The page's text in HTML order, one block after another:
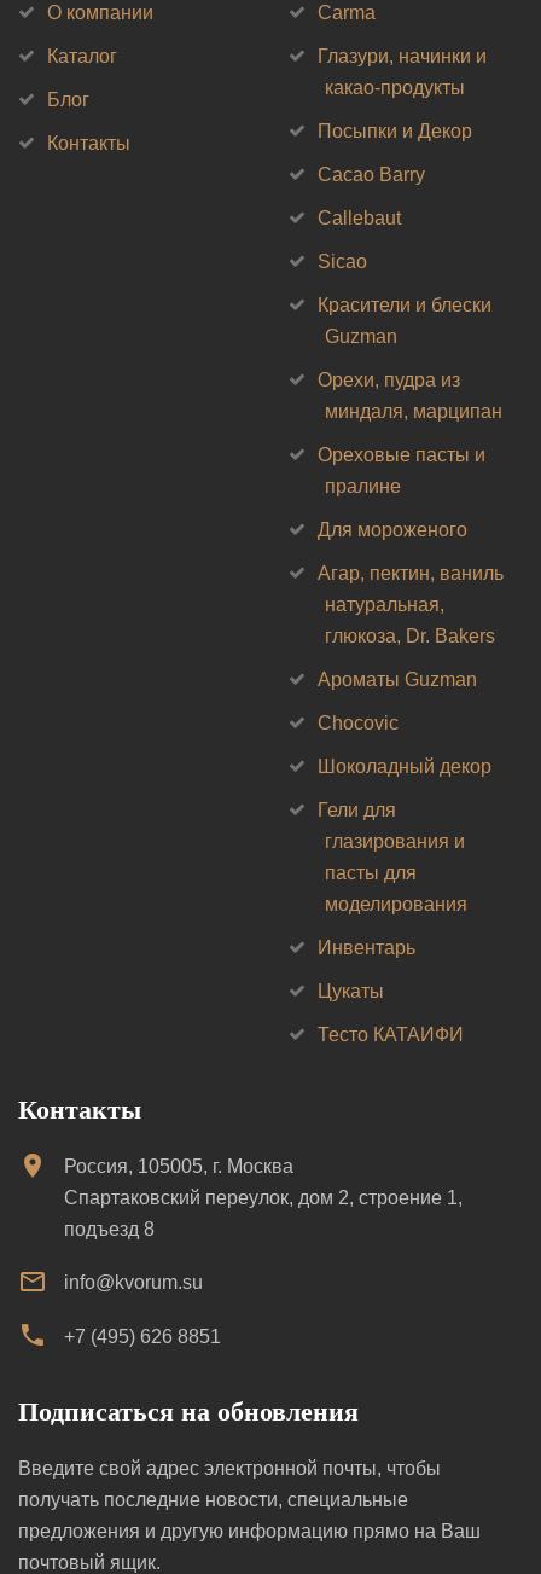
О компании
Каталог
Блог
Контакты
Carma
Глазури, начинки и
какао-продукты
Посыпки и Декор
Cacao Barry
Callebaut
Sicao
Красители и блески
Guzman
Орехи, пудра из
миндаля, марципан
Ореховые пасты и
пралине
Для мороженого
Агар, пектин, ваниль
натуральная,
глюкоза, Dr. Bakers
Ароматы Guzman
Chocovic
Шоколадный декор
Гели для
глазирования и
пасты для
моделирования
Инвентарь
Цукаты
Тесто КАТАИФИ
Контакты
Россия, 105005, г. Москва
Спартаковский переулок, дом 2, строение 1,
подъезд 8
info@kvorum.su
+7 (495) 626 8851
Подписаться на обновления
Введите свой адрес электронной почты, чтобы
получать последние новости, специальные
предложения и другую информацию прямо на Ваш
почтовый ящик.